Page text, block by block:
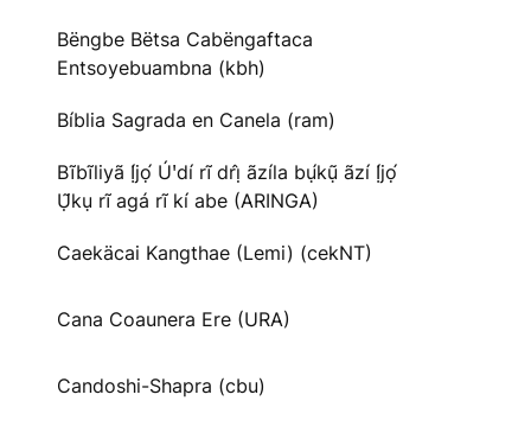
Bëngbe Bëtsa Cabëngaftaca
Entsoyebuambna (kbh)
Bíblia Sagrada en Canela (ram)
Bĩbĩliyã Ị́jọ́ Úꞌdí rĩ drị̂ ãzíla bụ́kụ̃ ãzí Ị́jọ́
Ụ̃kụ rĩ agá rĩ kí abe (ARINGA)
Caekäcai Kangthae (Lemi) (cekNT)
Cana Coaunera Ere (URA)
Candoshi-Shapra (cbu)